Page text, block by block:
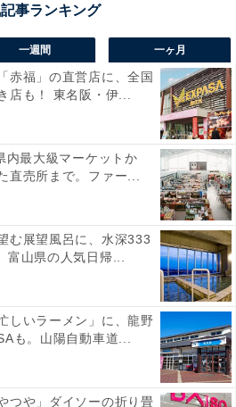
自然の中にムーミンの世界に
景色が広がっていて春の景色
で行ってみたいと思いまし
から」（30代女性／宮城県）
一週間 一ヶ月
赤福」の直営店に、全国
店も！ 東名阪・伊...
内最大級マーケットか
直売所まで。ファー...
む展望風呂に、水深333
富山県の人気日帰...
しいラーメン」に、龍野
も。山陽自動車道...
つや」ダイソーの折り畳